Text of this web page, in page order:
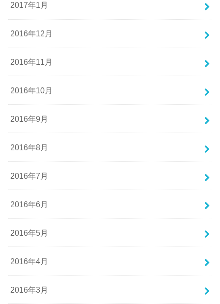
2017年1月
2016年12月
2016年11月
2016年10月
2016年9月
2016年8月
2016年7月
2016年6月
2016年5月
2016年4月
2016年3月